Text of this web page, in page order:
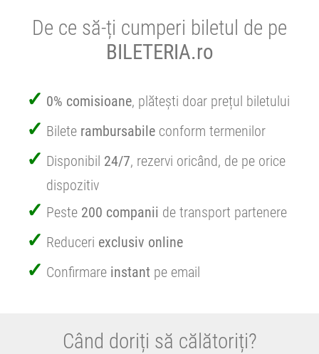
De ce să-ți cumperi biletul de pe
BILETERIA.ro
0% comisioane, plătești doar prețul biletului
Bilete rambursabile conform termenilor
Disponibil 24/7, rezervi oricând, de pe orice
dispozitiv
Peste 200 companii de transport partenere
Reduceri exclusiv online
Confirmare instant pe email
Când doriți să călătoriți?